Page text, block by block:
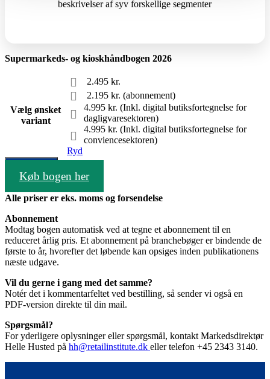
beskrivelser af syv forskellige segmenter
Supermarkeds- og kioskhåndbogen 2026
Vælg ønsket
variant
2.495 kr.
2.195 kr. (abonnement)
4.995 kr. (Inkl. digital butiksfortegnelse for
dagligvaresektoren)
4.995 kr. (Inkl. digital butiksfortegnelse for
conviencesektoren)
Ryd
Køb bogen her
Alle priser er eks. moms og forsendelse
Abonnement
Modtag bogen automatisk ved at tegne et abonnement til en
reduceret årlig pris. Et abonnement på branchebøger er bindende de
første to år, hvorefter det løbende kan opsiges inden publikationens
næste udgave.
Vil du gerne i gang med det samme?
Notér det i kommentarfeltet ved bestilling, så sender vi også en
PDF-version direkte til din mail.
Spørgsmål?
For yderligere oplysninger eller spørgsmål, kontakt Markedsdirektør
Helle Husted på hh@retailinstitute.dk eller telefon +45 2343 3140.